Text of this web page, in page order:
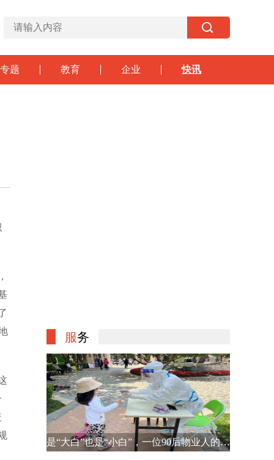
专题 教育 企业 快讯
服务
是“大白”也是“小白”，一位90后物业人的选择